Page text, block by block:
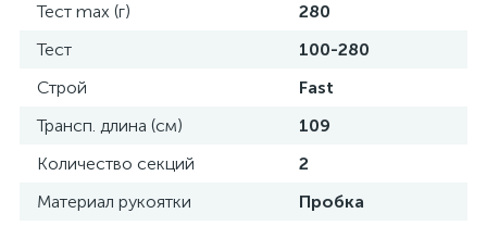
Тест max (г)
280
Тест
100-280
Строй
Fast
Трансп. длина (см)
109
Количество секций
2
Материал рукоятки
Пробка